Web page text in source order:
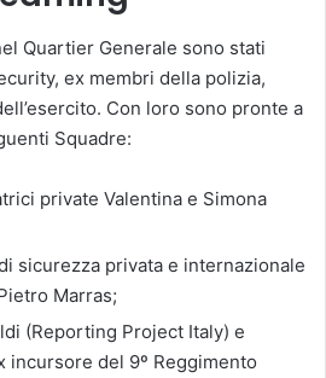
Quartier Generale sono stati
ex membri della polizia,
Con loro sono pronte a
Squadre:
private Valentina e Simona
sicurezza privata e internazionale
Marras;
(Reporting Project Italy) e
incursore del 9º Reggimento